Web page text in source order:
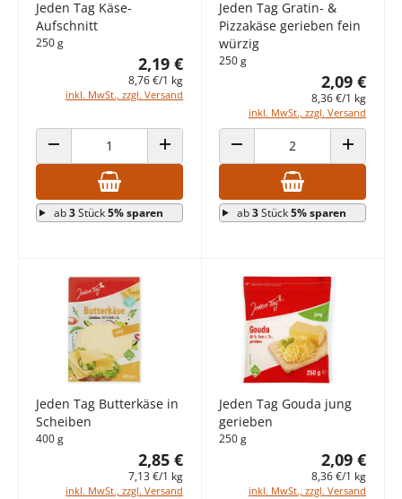
Jeden Tag Käse-
Aufschnitt
250 g
2,19 €
8,76 €/1 kg
inkl. MwSt., zzgl. Versand
ANZAHL VERRINGERN ANZAHL ERHÖHEN
ab3Stück5% sparen
Jeden Tag Gratin- &
Pizzakäse gerieben fein
würzig
250 g
2,09 €
8,36 €/1 kg
inkl. MwSt., zzgl. Versand
ANZAHL VERRINGERN ANZAHL
ab3Stück5% sparen
Jeden Tag Butterkäse in
Scheiben
400 g
2,85 €
7,13 €/1 kg
inkl. MwSt., zzgl. Versand
Jeden Tag Gouda jung
gerieben
250 g
2,09 €
8,36 €/1 kg
inkl. MwSt., zzgl. Versand